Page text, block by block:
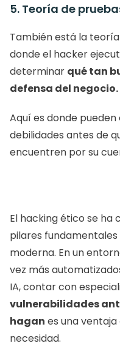
5. Teoría de
También está la
donde el hacker
determinar qué tan
defensa del negocio.
Aquí es donde
debilidades antes de
encuentren por su
El hacking ético se ha
pilares fundamentales
moderna. En un
vez más
IA, contar con
vulnerabilidades
hagan es una
necesidad.